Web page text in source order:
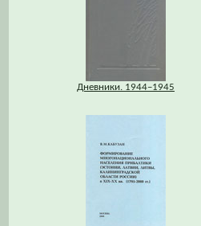
Дневники. 1944–1945